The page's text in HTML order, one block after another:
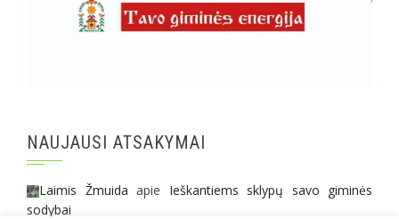
NAUJAUSI ATSAKYMAI
Laimis Žmuida apie Ieškantiems sklypų savo giminės
sodybai